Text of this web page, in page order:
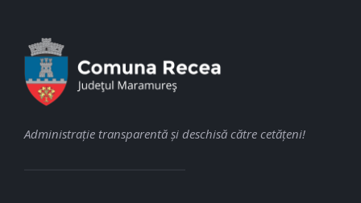
Administraţie transparentă şi deschisă către cetăţeni!